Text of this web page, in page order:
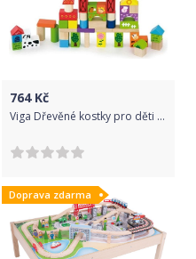
764Kč
Viga Dřevěné kostky pro děti Viga Farma 50 dílů - 50287
Doprava zdarma